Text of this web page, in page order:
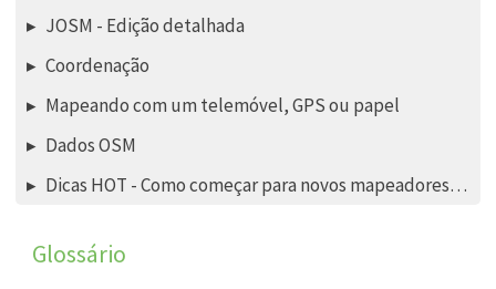
JOSM - Edição detalhada
Coordenação
Mapeando com um telemóvel, GPS ou papel
Dados OSM
Dicas HOT - Como começar para novos mapeadores - editor iD
Glossário